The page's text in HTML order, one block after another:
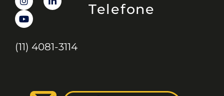
Telefone
(11) 4081-3114